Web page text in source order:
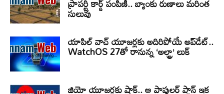
సులువు
యాపిల్ వాచ్ యూజర్లకు అదిరిపోయే అప్‌డేట్..
WatchOS 27తో రానున్న ‘అల్ట్రా’ లుక్
జియో యూజర్లకు షాక్.. ఆ పాపులర్ ప్లాన్ ఇక